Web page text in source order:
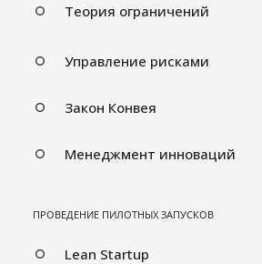
Теория ограничений
Управление рисками
Закон Конвея
Менеджмент инноваций
ПРОВЕДЕНИЕ ПИЛОТНЫХ ЗАПУСКОВ
Lean Startup